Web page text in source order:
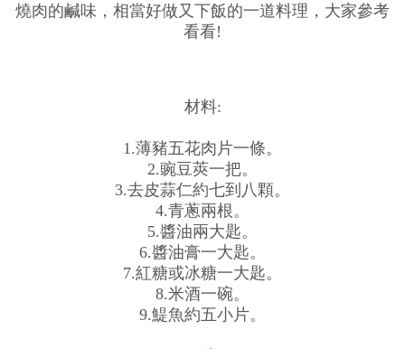
燒肉的鹹味，相當好做又下飯的一道料理，大家參考
看看!
材料:
1.薄豬五花肉片一條。
2.豌豆莢一把。
3.去皮蒜仁約七到八顆。
4.青蔥兩根。
5.醬油兩大匙。
6.醬油膏一大匙。
7.紅糖或冰糖一大匙。
8.米酒一碗。
9.鯷魚約五小片。